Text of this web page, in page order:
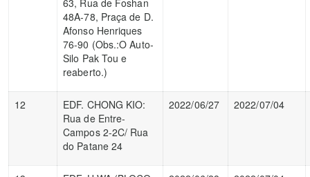
48A-78, Praça de D.
Afonso Henriques
76-90 (Obs.:O Auto-
Silo Pak Tou e
reaberto.)
12
EDF. CHONG KIO:
Rua de Entre-
Campos 2-2C/ Rua
do Patane 24
2022/06/27 2022/07/04